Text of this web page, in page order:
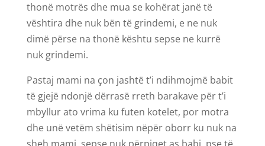
thonë motrës dhe mua se kohërat janë të
vështira dhe nuk bën të grindemi, e ne nuk
dimë përse na thonë kështu sepse ne kurrë
nuk grindemi.
Pastaj mami na çon jashtë t’i ndihmojmë babit
të gjejë ndonjë dërrasë rreth barakave për t’i
mbyllur ato vrima ku futen kotelet, por motra
dhe unë vetëm shëtisim nëpër oborr ku nuk na